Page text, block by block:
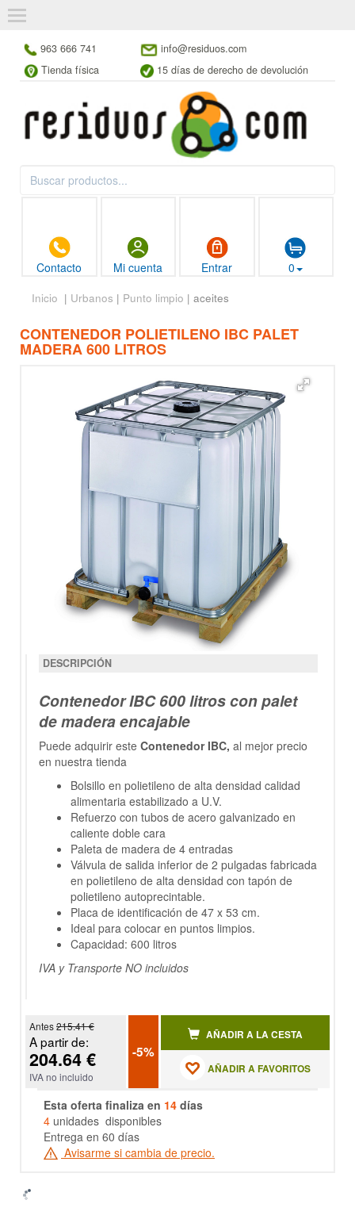
963 666 741
info@residuos.com
Tienda física
15 días de derecho de devolución
Contacto Mi cuenta Entrar 0
Inicio | Urbanos | Punto limpio | aceites
CONTENEDOR POLIETILENO IBC PALET
MADERA 600 LITROS
DESCRIPCIÓN
Contenedor IBC 600 litros con palet
de madera encajable
Puede adquirir este Contenedor IBC, al mejor precio
en nuestra tienda
Bolsillo en polietileno de alta densidad calidad
alimentaria estabilizado a U.V.
Refuerzo con tubos de acero galvanizado en
caliente doble cara
Paleta de madera de 4 entradas
Válvula de salida inferior de 2 pulgadas fabricada
en polietileno de alta densidad con tapón de
polietileno autoprecintable.
Placa de identificación de 47 x 53 cm.
Ideal para colocar en puntos limpios.
Capacidad: 600 litros
IVA y Transporte NO incluidos
Antes215.41 €
A partir de:
204.64 €
IVA no incluido
-5%
AÑADIR A LA CESTA
AÑADIR A FAVORITOS
Esta oferta finaliza en 14 días
4 unidades disponibles
Entrega en 60 días
Avisarme si cambia de precio.